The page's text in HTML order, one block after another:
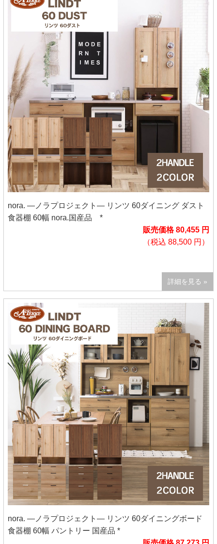
nora. ―ノラプロジェクト― リンツ 60ダイニング ダスト
食器棚 60幅 nora.国産品 *
販売価格 80,455 円
（税込 88,500 円）
詳細を見る »
nora. ―ノラプロジェクト― リンツ 60ダイニングボード
食器棚 60幅 パントリー 国産品 *